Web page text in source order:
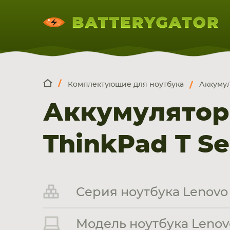
НОУТБУКА
ПЛАНШЕТА
СМАРТФОНА
Комплектующие для ноутбука
ThinkPad T
Серия ноутбука
Модель ноутбука